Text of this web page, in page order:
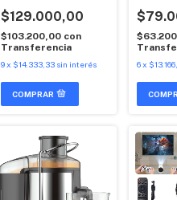
$129.000,00
$103.200,00 con
Transferencia
9x $14.333,33 sin interés 6x